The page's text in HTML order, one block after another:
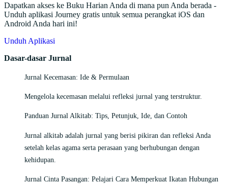
Dapatkan akses ke Buku Harian Anda di mana pun Anda berada -
Unduh aplikasi Journey gratis untuk semua perangkat iOS dan
Android Anda hari ini!
Unduh Aplikasi
Dasar-dasar Jurnal
Jurnal Kecemasan: Ide & Permulaan
Mengelola kecemasan melalui refleksi jurnal yang terstruktur.
Panduan Jurnal Alkitab: Tips, Petunjuk, Ide, dan Contoh
Jurnal alkitab adalah jurnal yang berisi pikiran dan refleksi Anda
setelah kelas agama serta perasaan yang berhubungan dengan
kehidupan.
Jurnal Cinta Pasangan: Pelajari Cara Memperkuat Ikatan Hubungan